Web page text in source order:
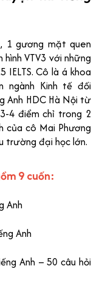
1 gương mặt quen
VTV3 với những
Cô là á khoa
ngành Kinh tế đối
Anh HDC Hà Nội từ
4 điểm chỉ trong 2
của cô Mai Phương
trường đại học lớn.
9 cuốn:
Anh
Anh
Anh – 50 câu hỏi